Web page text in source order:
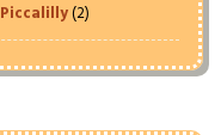
Piccalilly(2)